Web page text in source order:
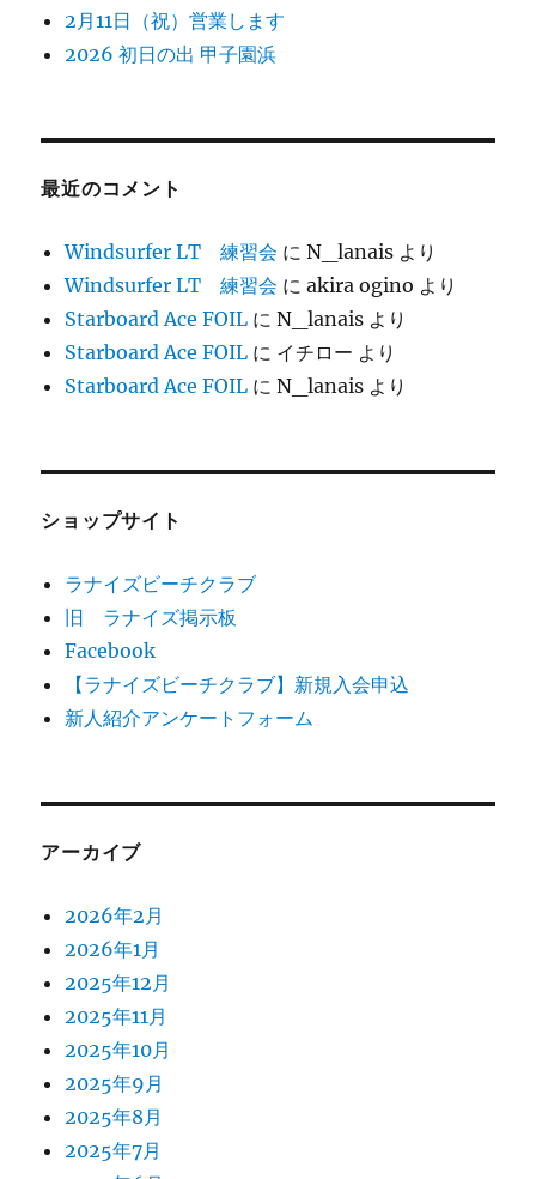
2月11日（祝）営業します
2026 初日の出 甲子園浜
最近のコメント
Windsurfer LT 練習会 にN_lanais より
Windsurfer LT 練習会 にakira ogino より
Starboard Ace FOIL にN_lanais より
Starboard Ace FOIL に イチロー より
Starboard Ace FOIL にN_lanais より
ショップサイト
ラナイズビーチクラブ
旧 ラナイズ掲示板
Facebook
【ラナイズビーチクラブ】新規入会申込
新人紹介アンケートフォーム
アーカイブ
2026年2月
2026年1月
2025年12月
2025年11月
2025年10月
2025年9月
2025年8月
2025年7月